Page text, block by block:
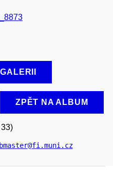
ZPĚT NA ALBUM
@fi.muni.cz